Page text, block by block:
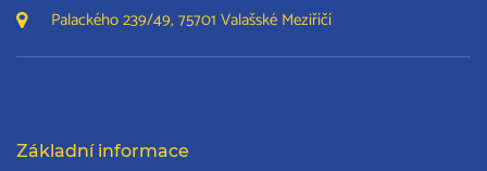
Palackého 239/49, 75701 Valašské Meziříčí
Základní informace